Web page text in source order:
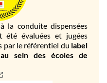
la conduite dispensées
été évaluées et jugées
par le référentiel du label
sein des écoles de